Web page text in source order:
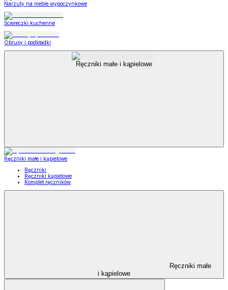
Narzuty na meble wypoczynkowe
Ściereczki kuchenne
Obrusy i podkładki
Ręczniki małe i kąpielowe
Ręczniki małe i kąpielowe
Ręczniki
Ręczniki kąpielowe
Komplet ręczników
Ręczniki małe
i kąpielowe